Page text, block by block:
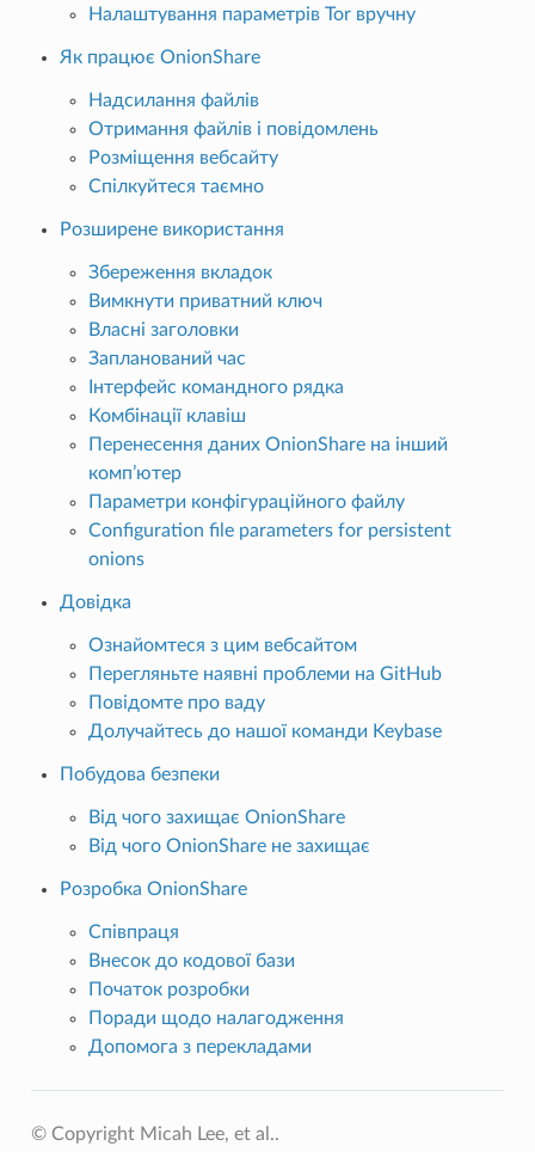
Налаштування параметрів Tor вручну
Як працює OnionShare
Надсилання файлів
Отримання файлів і повідомлень
Розміщення вебсайту
Спілкуйтеся таємно
Розширене використання
Збереження вкладок
Вимкнути приватний ключ
Власні заголовки
Запланований час
Інтерфейс командного рядка
Комбінації клавіш
Перенесення даних OnionShare на інший
комп’ютер
Параметри конфігураційного файлу
Configuration file parameters for persistent
onions
Довідка
Ознайомтеся з цим вебсайтом
Перегляньте наявні проблеми на GitHub
Повідомте про ваду
Долучайтесь до нашої команди Keybase
Побудова безпеки
Від чого захищає OnionShare
Від чого OnionShare не захищає
Розробка OnionShare
Співпраця
Внесок до кодової бази
Початок розробки
Поради щодо налагодження
Допомога з перекладами
© Copyright Micah Lee, et al..